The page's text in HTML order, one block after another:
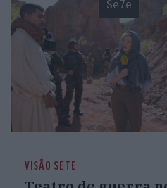
Se7e
VISÃO SETE